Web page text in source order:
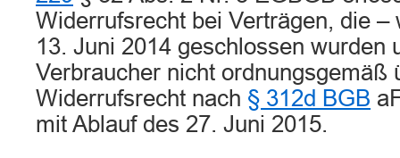
Widerrufsrecht bei Verträgen, die –
13. Juni 2014 geschlossen wurden
Verbraucher nicht ordnungsgemäß
Widerrufsrecht nach § 312d BGB
mit Ablauf des 27. Juni 2015.